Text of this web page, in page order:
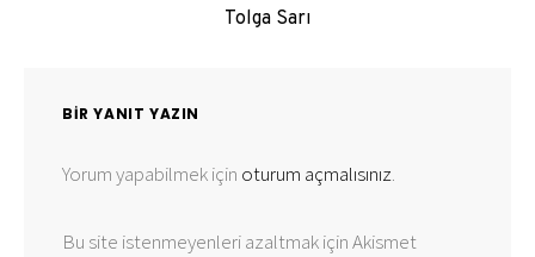
Tolga Sarı
BIR YANIT YAZIN
Yorum yapabilmek için oturum açmalısınız.
Bu site istenmeyenleri azaltmak için Akismet